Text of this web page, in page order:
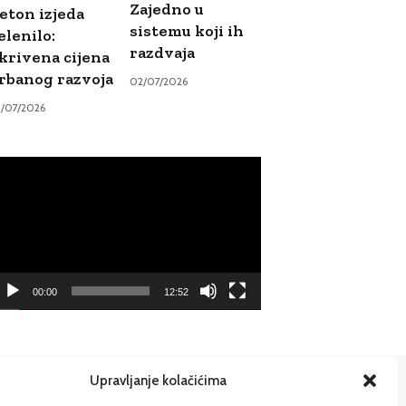
Upravljanje kolačićima
izjeda
cijena
razvoja
07/2026
Zajedno u
sistemu koji ih
razdvaja
02/07/2026
00:00 12:52